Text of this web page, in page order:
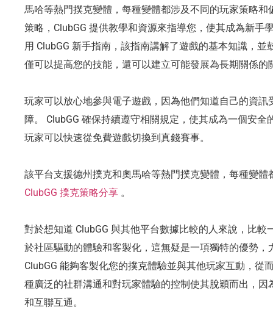
馬哈等熱門撲克變體，每種變體都涉及不同的玩家策略
策略，ClubGG 提供教學和資源來指導您，使其成為新手
用 ClubGG 新手指南，該指南講解了遊戲的基本知識，
僅可以提高您的技能，還可以建立可能發展為長期關係的
玩家可以放心地參與電子遊戲，因為他們知道自己的資
障。 ClubGG 確保持續遵守相關規定，使其成為一個安全
玩家可以快速從免費遊戲切換到真錢賽事。
該平台支援德州撲克和奧馬哈等熱門撲克變體，每種變體
ClubGG 撲克策略分享 。
對於想知道 ClubGG 與其他平台數據比較的人來說，比較
於社區驅動的體驗和客製化，這無疑是一項獨特的優勢，
ClubGG 能夠客製化您的撲克體驗並與其他玩家互動，從
種廣泛的社群溝通和對玩家體驗的控制使其脫穎而出，
和互聯互通。